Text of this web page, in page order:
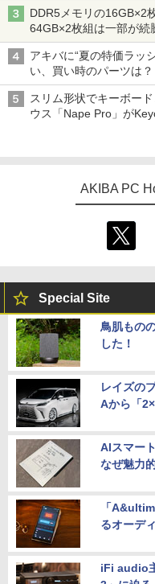
DDR5メモリの16GB×2
64GB×2枚組は一部が
アキバに“夏の特価ラッ
い、買い時のパーツは
スリム形状でキーボー
ウス「Nape Pro」が
AKIBA PC
Special Site
鳥肌もの
した！
レイズの
Aから「
AIスマー
なぜ魅力
「
るオーデ
iFi audio